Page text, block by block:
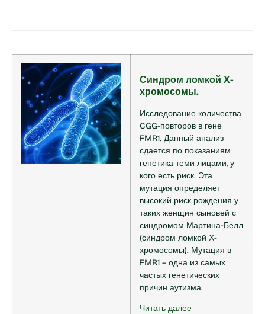
Синдром ломкой Х-
хромосомы.
Исследование количества
CGG-повторов в гене
FMR1. Данный анализ
сдается по показаниям
генетика теми лицами, у
кого есть риск. Эта
мутация определяет
высокий риск рождения у
таких женщин сыновей с
синдромом Мартина-Белл
(синдром ломкой Х-
хромосомы). Мутация в
FMR1 – одна из самых
частых генетических
причин аутизма.
Читать далее